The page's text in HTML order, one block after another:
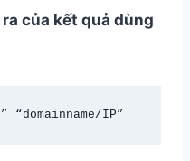
của kết quả dùng
IP”